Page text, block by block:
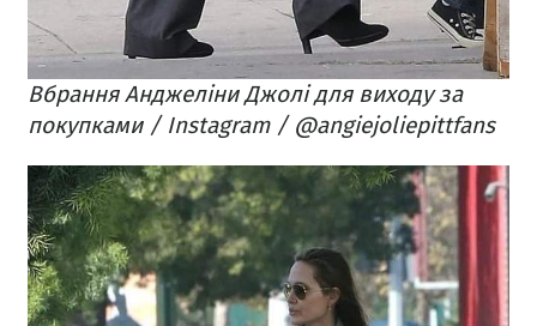
Вбрання Анджеліни Джолі для виходу за
покупками / Instagram / @angiejoliepittfans